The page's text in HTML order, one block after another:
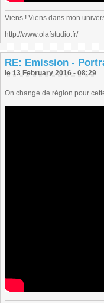
Viens ! Viens dans mon
http://www.olafstudio.fr/
RE: Emission -
le 13 February 2016 - 08:29
On change de région pour